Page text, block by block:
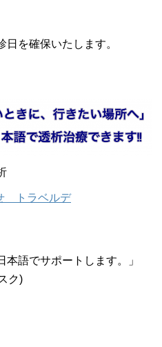
を確保いたします。
本語でサポートします。」
ク)